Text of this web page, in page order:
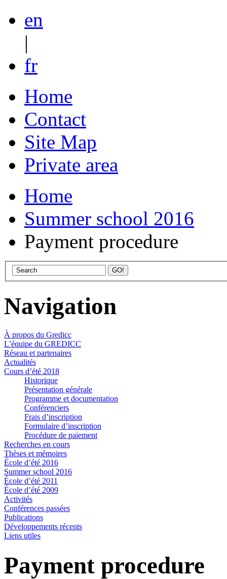
en
|
fr
Home
Contact
Site Map
Private area
Home
Summer school 2016
Payment procedure
Navigation
À propos du Gredicc
L’équipe du GREDICC
Réseau et partenaires
Actualités
Cours d’été 2018
Historique
Présentation générale
Programme et documentation
Conférenciers
Frais d’inscription
Formulaire d’inscription
Procédure de paiement
Recherches en cours
Thèses et mémoires
École d’été 2016
Summer school 2016
École d’été 2011
École d’été 2009
Activités
Conférences passées
Publications
Développements récents
Liens utiles
Payment procedure